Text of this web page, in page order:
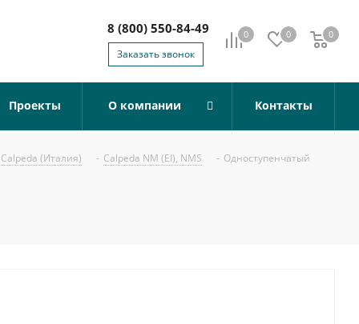
0 0 0
0
8 (800) 550-84-49
Заказать звонок
Проекты О компании Контакты
(Италия) - Calpeda NM (EI), NMS - Одноступенчатый